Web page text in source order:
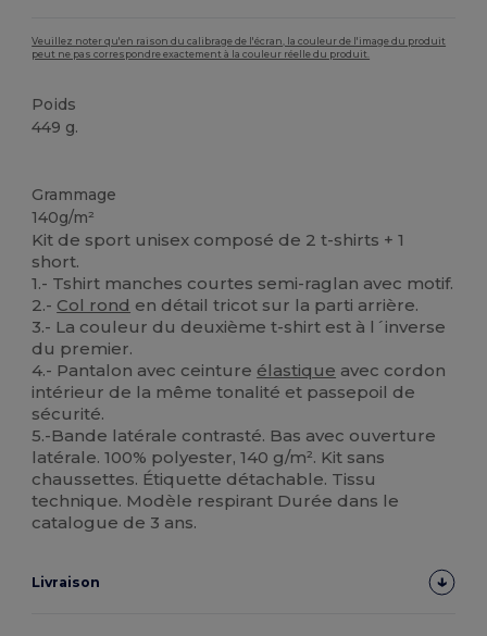
Veuillez noter qu'en raison du calibrage de l'écran, la couleur de l'image du produit
peut ne pas correspondre exactement à la couleur réelle du produit.
Poids
449 g.
Grammage
140g/m²
Kit de sport unisex composé de 2 t-shirts + 1
short.
1.- Tshirt manches courtes semi-raglan avec motif.
2.- Col rond en détail tricot sur la parti arrière.
3.- La couleur du deuxième t-shirt est à l´inverse
du premier.
4.- Pantalon avec ceinture élastique avec cordon
intérieur de la même tonalité et passepoil de
sécurité.
5.-Bande latérale contrasté. Bas avec ouverture
latérale. 100% polyester, 140 g/m². Kit sans
chaussettes. Étiquette détachable. Tissu
technique. Modèle respirant Durée dans le
catalogue de 3 ans.
Livraison